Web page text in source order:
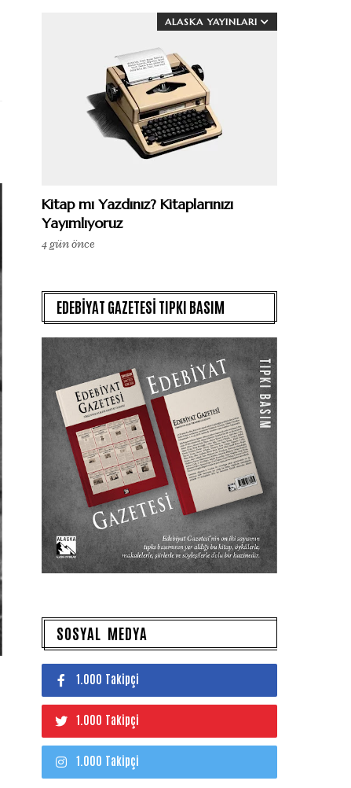
ALASKA YAYINLARI
Kitap mı Yazdınız? Kitaplarınızı
Yayımlıyoruz
4 gün önce
EDEBİYAT GAZETESİ TIPKI BASIM
SOSYAL MEDYA
1.000 Takipçi
1.000 Takipçi
1.000 Takipçi